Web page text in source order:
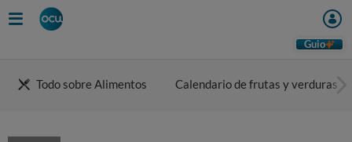
Guio
Todo sobre Alimentos Calendario de frutas y verduras